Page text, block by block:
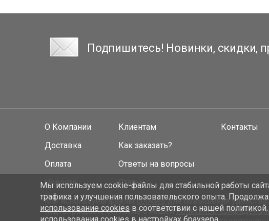
Подпишитесь! Новинки, скидки,
О Компании
Доставка
Оплата
Новости
Клиентам
Как заказать?
Ответы на вопросы
Статьи
Контакты
Мы используем файлыcookiesдля повышения удобства
подтверждаете согласие с нашей политикой
Мы используем cookie-файлы для стабильной работы
трафика и улучшения пользовательского опыта.
использование cookies в соответствии с нашей